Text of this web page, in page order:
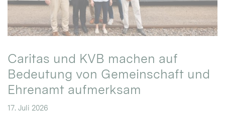
Caritas und KVB machen auf
Bedeutung von Gemeinschaft und
Ehrenamt aufmerksam
17. Juli 2026